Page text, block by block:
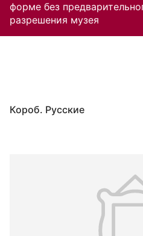
форме без
разрешения музея
Короб. Русские